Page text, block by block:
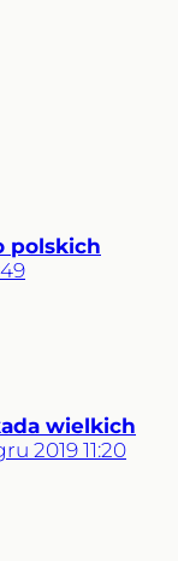
polskich
wielkich
2019 11:20